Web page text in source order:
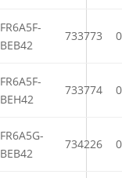
FR6A5F-
BEB42
733773
FR6A5F-
BEH42
733774
FR6A5G-
BEB42
734226